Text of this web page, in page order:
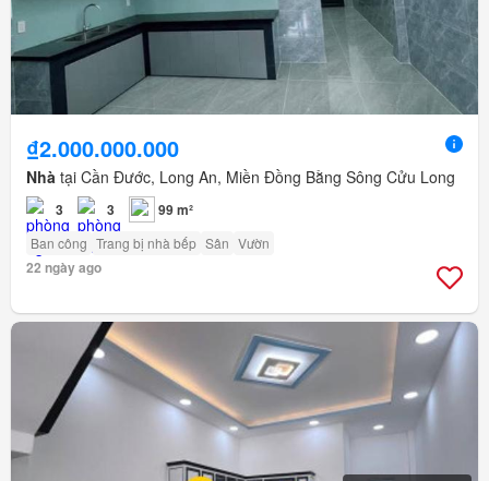
₫2.000.000.000
Nhà tại Cần Đước, Long An, Miền Đồng Bằng Sông Cửu Long
3 3 99 m²
Ban công Trang bị nhà bếp Sân Vườn
22 ngày ago